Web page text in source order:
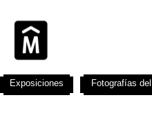
Exposiciones Fotografías